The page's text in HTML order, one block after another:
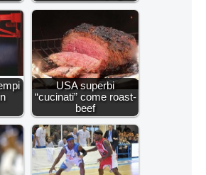
USA superbi
“cucinati” come roast-
beef